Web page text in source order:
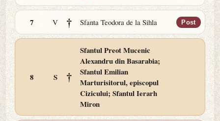
7 V † Sfanta Teodora de la Sihla Post
8 S †
Sfantul Preot Mucenic
Alexandru din Basarabia;
Sfantul Emilian
Marturisitorul, episcopul
Cizicului; Sfantul Ierarh
Miron